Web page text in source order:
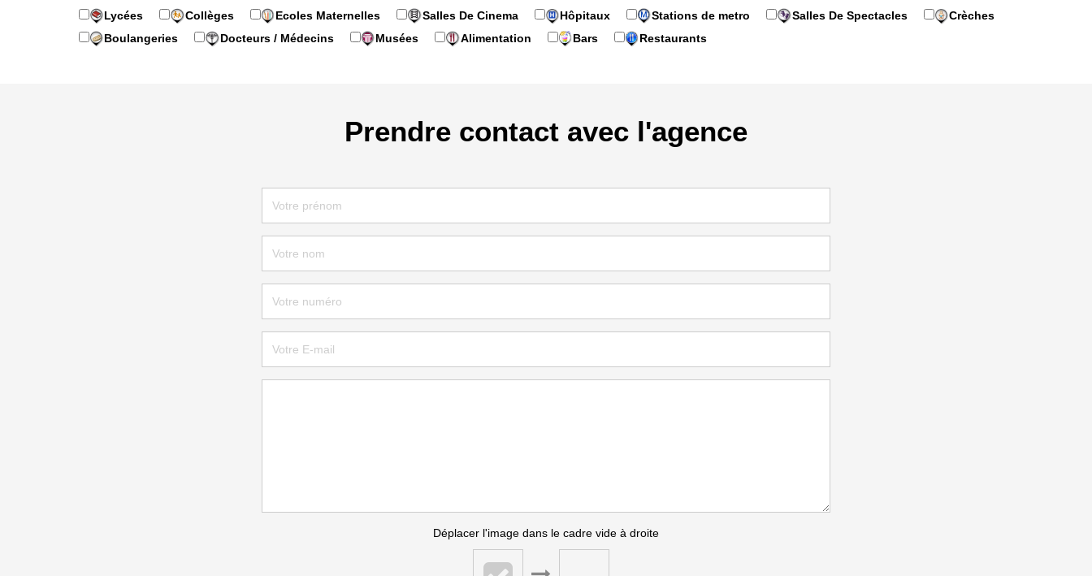
Lycées Collèges Ecoles Maternelles Salles De Cinema Hôpitaux Stations de metro Salles De Spectacles
Crèches
Boulangeries
Docteurs / Médecins Musées Alimentation Bars Restaurants
Prendre contact avec l'agence
Déplacer l'image dans le cadre vide à droite